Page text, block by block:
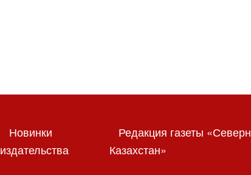
Новинки
издательства
Редакция газеты
Казахстан»